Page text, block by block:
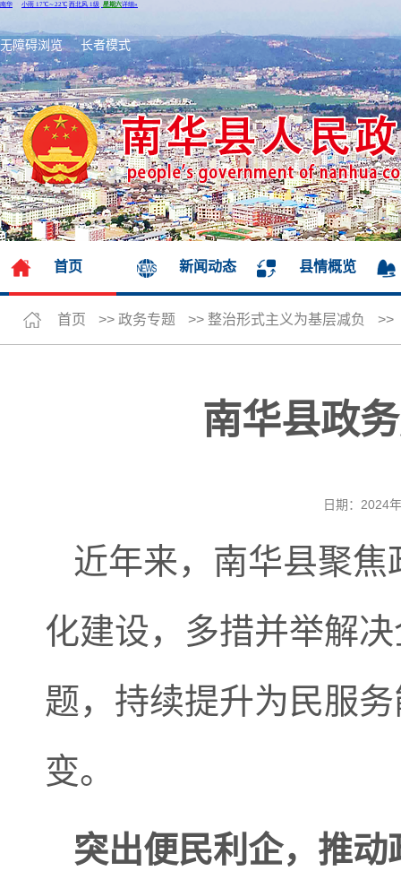
无障碍浏览 长者模式
首页 新闻动态 县情概览
首页 >> 政务专题 >> 整治形式主义为基层减负 >>
南华县政
日期：2024
近年来，南华县聚
化建设，多措并举解
题，持续提升为民服
变。
突出便民利企，推